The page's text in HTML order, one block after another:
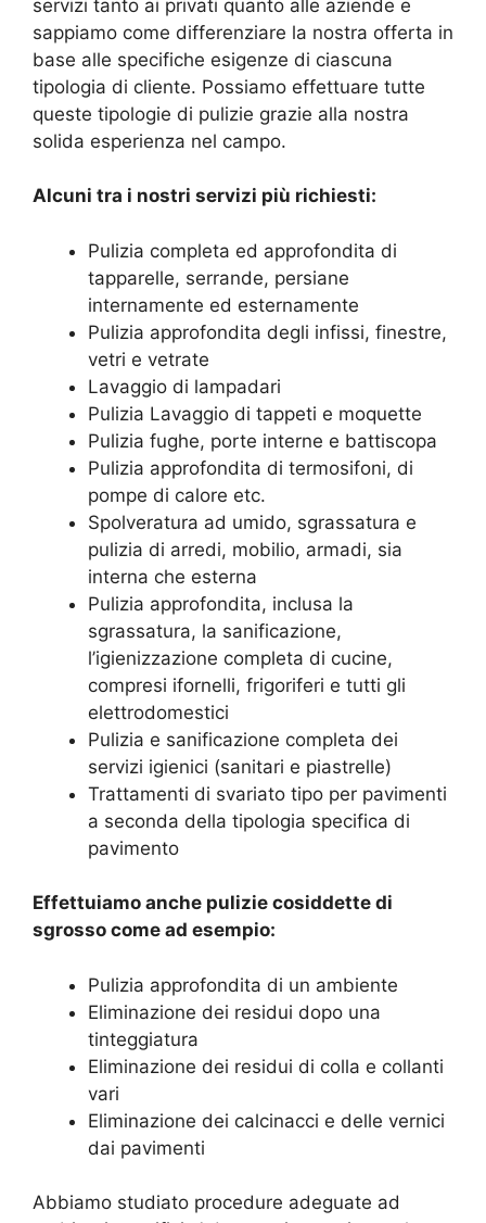
servizi tanto ai privati quanto alle aziende e
sappiamo come differenziare la nostra offerta in
base alle specifiche esigenze di ciascuna
tipologia di cliente. Possiamo effettuare tutte
queste tipologie di pulizie grazie alla nostra
solida esperienza nel campo.
Alcuni tra i nostri servizi più richiesti:
Pulizia completa ed approfondita di
tapparelle, serrande, persiane
internamente ed esternamente
Pulizia approfondita degli infissi, finestre,
vetri e vetrate
Lavaggio di lampadari
Pulizia Lavaggio di tappeti e moquette
Pulizia fughe, porte interne e battiscopa
Pulizia approfondita di termosifoni, di
pompe di calore etc.
Spolveratura ad umido, sgrassatura e
pulizia di arredi, mobilio, armadi, sia
interna che esterna
Pulizia approfondita, inclusa la
sgrassatura, la sanificazione,
l’igienizzazione completa di cucine,
compresi ifornelli, frigoriferi e tutti gli
elettrodomestici
Pulizia e sanificazione completa dei
servizi igienici (sanitari e piastrelle)
Trattamenti di svariato tipo per pavimenti
a seconda della tipologia specifica di
pavimento
Effettuiamo anche pulizie cosiddette di
sgrosso come ad esempio:
Pulizia approfondita di un ambiente
Eliminazione dei residui dopo una
tinteggiatura
Eliminazione dei residui di colla e collanti
vari
Eliminazione dei calcinacci e delle vernici
dai pavimenti
Abbiamo studiato procedure adeguate ad